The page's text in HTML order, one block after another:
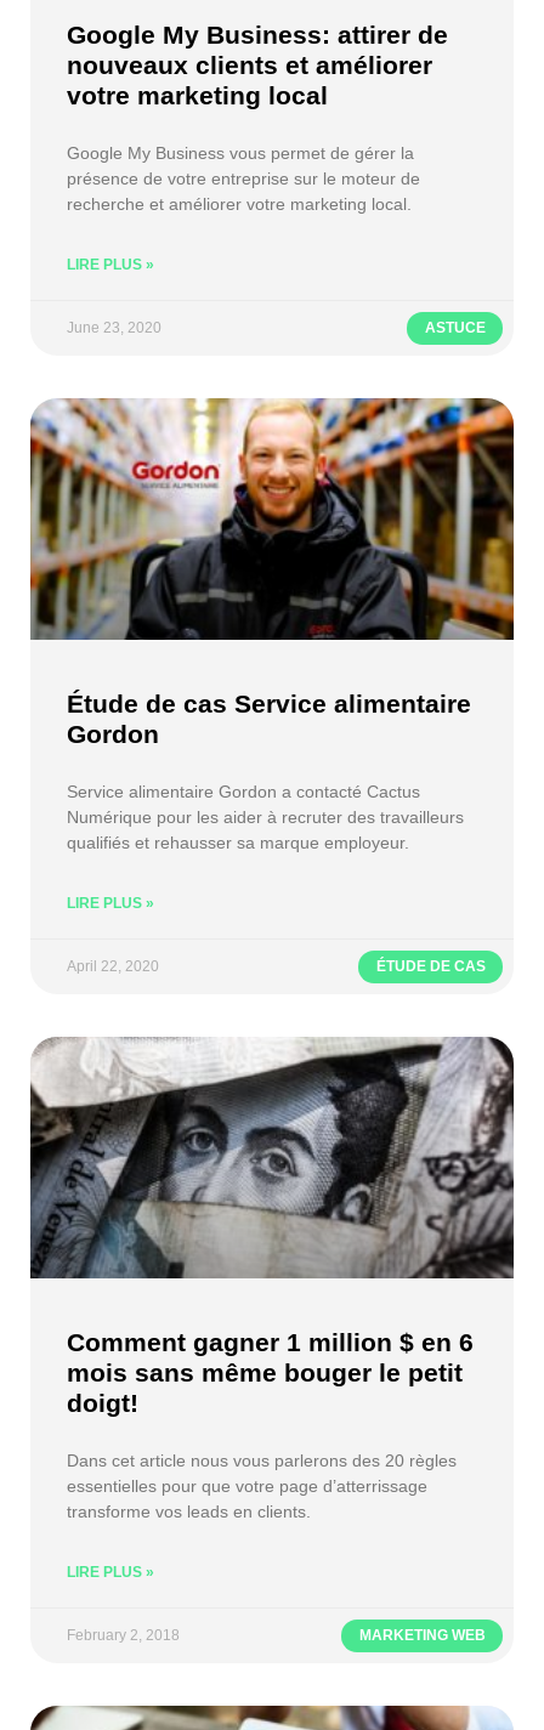
ASTUCE
Google My Business: attirer de
nouveaux clients et améliorer
votre marketing local
Google My Business vous permet de gérer la
présence de votre entreprise sur le moteur de
recherche et améliorer votre marketing local.
LIRE PLUS »
June 23, 2020
ÉTUDE DE CAS
Étude de cas Service alimentaire
Gordon
Service alimentaire Gordon a contacté Cactus
Numérique pour les aider à recruter des travailleurs
qualifiés et rehausser sa marque employeur.
LIRE PLUS »
April 22, 2020
MARKETING WEB
Comment gagner 1 million $ en 6
mois sans même bouger le petit
doigt!
Dans cet article nous vous parlerons des 20 règles
essentielles pour que votre page d’atterrissage
transforme vos leads en clients.
LIRE PLUS »
February 2, 2018